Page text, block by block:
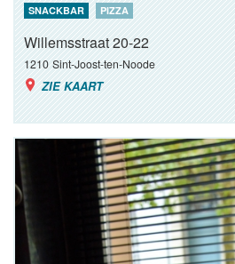
SNACKBAR PIZZA
Willemsstraat 20-22
1210 Sint-Joost-ten-Noode
ZIE KAART